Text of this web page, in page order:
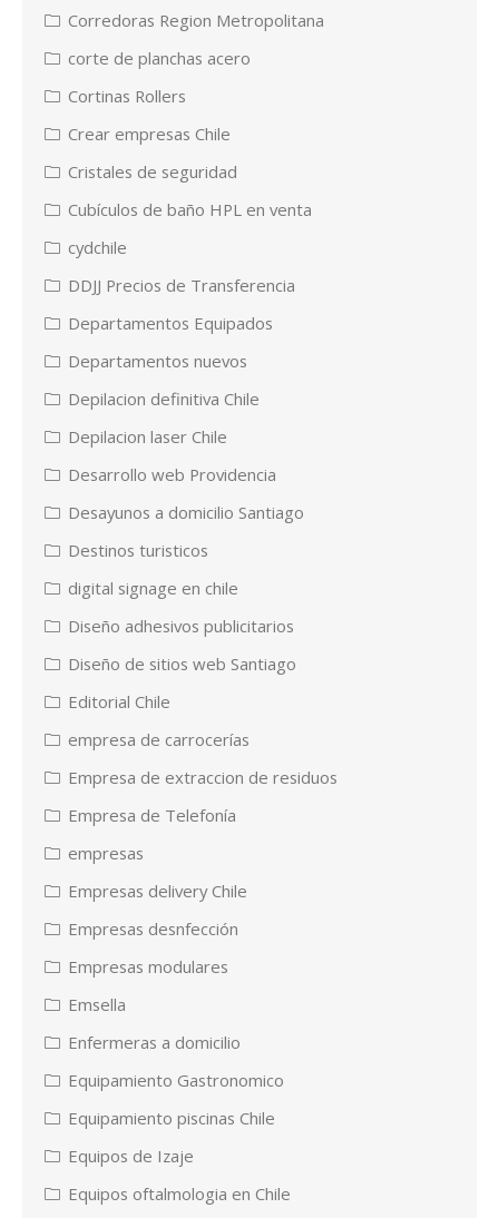
Corredoras Region Metropolitana
corte de planchas acero
Cortinas Rollers
Crear empresas Chile
Cristales de seguridad
Cubículos de baño HPL en venta
cydchile
DDJJ Precios de Transferencia
Departamentos Equipados
Departamentos nuevos
Depilacion definitiva Chile
Depilacion laser Chile
Desarrollo web Providencia
Desayunos a domicilio Santiago
Destinos turisticos
digital signage en chile
Diseño adhesivos publicitarios
Diseño de sitios web Santiago
Editorial Chile
empresa de carrocerías
Empresa de extraccion de residuos
Empresa de Telefonía
empresas
Empresas delivery Chile
Empresas desnfección
Empresas modulares
Emsella
Enfermeras a domicilio
Equipamiento Gastronomico
Equipamiento piscinas Chile
Equipos de Izaje
Equipos oftalmologia en Chile